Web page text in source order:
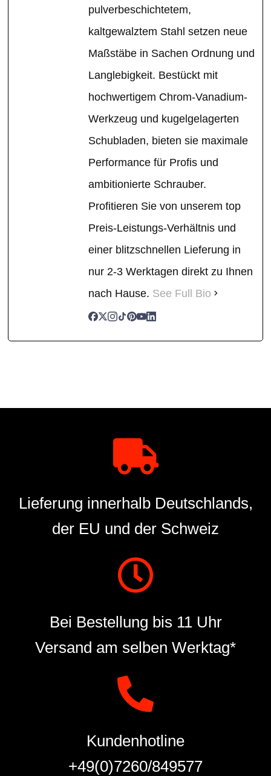
pulverbeschichtetem,
kaltgewalztem Stahl setzen neue
Maßstäbe in Sachen Ordnung und
Langlebigkeit. Bestückt mit
hochwertigem Chrom-Vanadium-
Werkzeug und kugelgelagerten
Schubladen, bieten sie maximale
Performance für Profis und
ambitionierte Schrauber.
Profitieren Sie von unserem top
Preis-Leistungs-Verhältnis und
einer blitzschnellen Lieferung in
nur 2-3 Werktagen direkt zu Ihnen
nach Hause. See Full Bio
Lieferung innerhalb Deutschlands,
der EU und der Schweiz
Bei Bestellung bis 11 Uhr
Versand am selben Werktag*
Kundenhotline
+49(0)7260/849577